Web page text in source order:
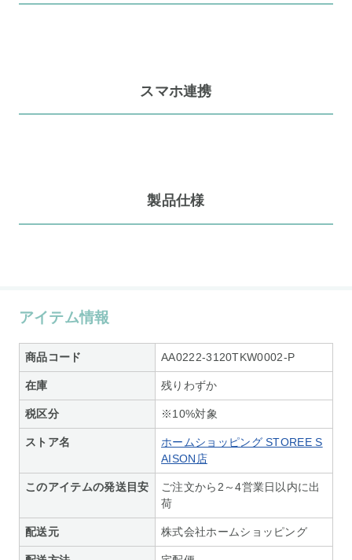
スマホ連携
製品仕様
アイテム情報
商品コード AA0222-3120TKW0002-P
在庫 残りわずか
税区分 ※10%対象
ストア名
ホームショッピング STOREE S
AISON店
このアイテムの発送目安
ご注文から2～4営業日以内に出
荷
配送元 株式会社ホームショッピング